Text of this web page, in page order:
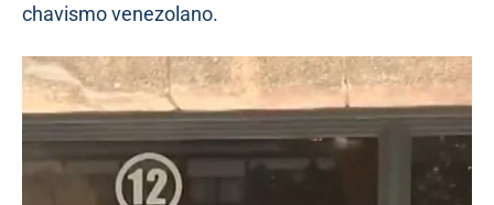
chavismo venezolano.